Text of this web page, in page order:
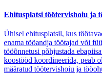
Ehitusplatsi töötervishoiu ja
Ühisel ehitusplatsil, kus
enama tööandja töötajad või
tööõnnetusi põhjustada
koostööd koordineerida, peab
määratud töötervishoiu ja